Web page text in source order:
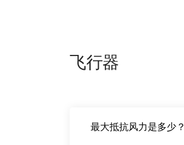
飞行器
最大抵抗风力是多少？